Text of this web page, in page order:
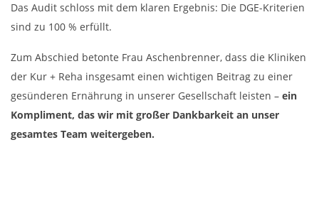
Das Audit schloss mit dem klaren Ergebnis: Die DGE-Kriterien
sind zu 100 % erfüllt.
Zum Abschied betonte Frau Aschenbrenner, dass die Kliniken
der Kur + Reha insgesamt einen wichtigen Beitrag zu einer
gesünderen Ernährung in unserer Gesellschaft leisten – ein
Kompliment, das wir mit großer Dankbarkeit an unser
gesamtes Team weitergeben.